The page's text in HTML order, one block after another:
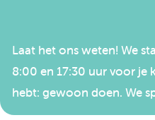
Laat het ons weten! We
8:00 en 17:30 uur voor je
hebt: gewoon doen. We